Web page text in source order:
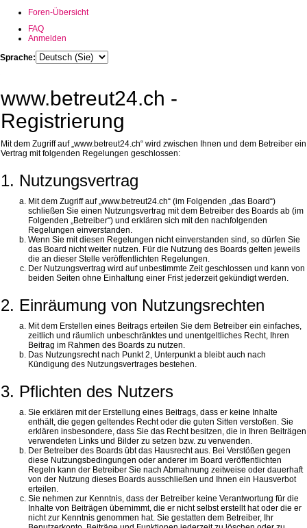
Foren-Übersicht
FAQ
Anmelden
Sprache:
www.betreut24.ch -
Registrierung
Mit dem Zugriff auf „www.betreut24.ch“ wird zwischen Ihnen und dem Betreiber ein
Vertrag mit folgenden Regelungen geschlossen:
1. Nutzungsvertrag
Mit dem Zugriff auf „www.betreut24.ch“ (im Folgenden „das Board“)
schließen Sie einen Nutzungsvertrag mit dem Betreiber des Boards ab (im
Folgenden „Betreiber“) und erklären sich mit den nachfolgenden
Regelungen einverstanden.
Wenn Sie mit diesen Regelungen nicht einverstanden sind, so dürfen Sie
das Board nicht weiter nutzen. Für die Nutzung des Boards gelten jeweils
die an dieser Stelle veröffentlichten Regelungen.
Der Nutzungsvertrag wird auf unbestimmte Zeit geschlossen und kann von
beiden Seiten ohne Einhaltung einer Frist jederzeit gekündigt werden.
2. Einräumung von Nutzungsrechten
Mit dem Erstellen eines Beitrags erteilen Sie dem Betreiber ein einfaches,
zeitlich und räumlich unbeschränktes und unentgeltliches Recht, Ihren
Beitrag im Rahmen des Boards zu nutzen.
Das Nutzungsrecht nach Punkt 2, Unterpunkt a bleibt auch nach
Kündigung des Nutzungsvertrages bestehen.
3. Pflichten des Nutzers
Sie erklären mit der Erstellung eines Beitrags, dass er keine Inhalte
enthält, die gegen geltendes Recht oder die guten Sitten verstoßen. Sie
erklären insbesondere, dass Sie das Recht besitzen, die in Ihren Beiträgen
verwendeten Links und Bilder zu setzen bzw. zu verwenden.
Der Betreiber des Boards übt das Hausrecht aus. Bei Verstößen gegen
diese Nutzungsbedingungen oder anderer im Board veröffentlichten
Regeln kann der Betreiber Sie nach Abmahnung zeitweise oder dauerhaft
von der Nutzung dieses Boards ausschließen und Ihnen ein Hausverbot
erteilen.
Sie nehmen zur Kenntnis, dass der Betreiber keine Verantwortung für die
Inhalte von Beiträgen übernimmt, die er nicht selbst erstellt hat oder die er
nicht zur Kenntnis genommen hat. Sie gestatten dem Betreiber, Ihr